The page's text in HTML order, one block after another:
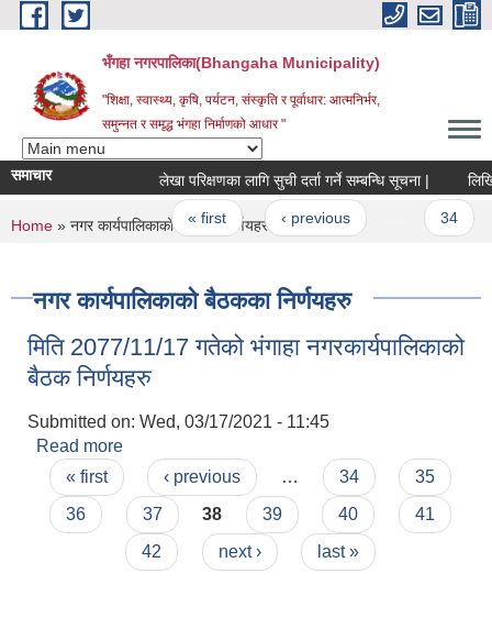
Skip to main content
भँगहा नगरपालिका(Bhangaha Municipality)
"शिक्षा, स्वास्थ्य, कृषि, पर्यटन, संस्कृति र पूर्वाधार: आत्मनिर्भर,
समुन्नत र समृद्ध भंगहा निर्माणको आधार "
समाचार लेखा परिक्षणका लागि सुची दर्ता गर्ने सम्बन्धि सूचना | लिखित
Pages
« first ‹ previous
You are here
Home » नगर कार्यपालिकाको बैठकका निर्णयहरु
नगर कार्यपालिकाको बैठकका निर्णयहरु
मिति 2077/11/17 गतेको भंगाहा नगरकार्यपालिकाको
बैठक निर्णयहरु
Submitted on: Wed, 03/17/2021 - 11:45
Read more
नगरकार्यपालिकाको बैठक निर्णयहरु
Pages
« first ‹ previous … 34
35
36
37 38 39 40
41
42
next › last »